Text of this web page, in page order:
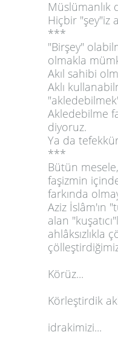
Müslümanlık
Hiçbir "şey"iz
***
"Birşey"
olmakla
Akıl sahibi
Aklı
Akledebilme
diyoruz.
Ya da
***
Bütün
faşizmin
farkında
Aziz İslâm'ın
alan
ahlâksızlıkla
Körüz...
Körleştirdik
idrakimizi...